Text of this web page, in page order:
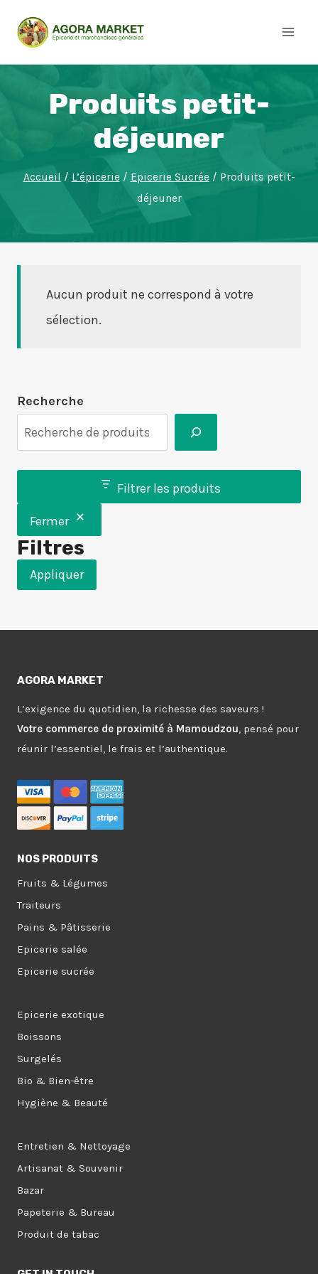
contenu
Produits petit-
déjeuner
Accueil / L’épicerie / Epicerie Sucrée / Produits petit-
déjeuner
Aucun produit ne correspond à votre
sélection.
Recherche
Filtrer les produits
Fermer
Filtres
Appliquer
AGORA MARKET
L’exigence du quotidien, la richesse des saveurs !
Votre commerce de proximité à Mamoudzou , pensé pour
réunir l’essentiel, le frais et l’authentique.
NOS PRODUITS
Fruits & Légumes
Traiteurs
Pains & Pâtisserie
Epicerie salée
Epicerie sucrée
Epicerie exotique
Boissons
Surgelés
Bio & Bien-être
Hygiène & Beauté
Entretien & Nettoyage
Artisanat & Souvenir
Bazar
Papeterie & Bureau
Produit de tabac